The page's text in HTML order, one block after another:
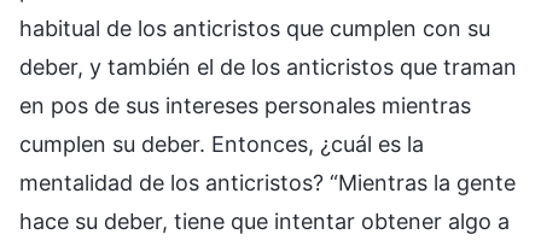
habitual de los anticristos que cumplen con su
deber, y también el de los anticristos que traman
en pos de sus intereses personales mientras
cumplen su deber. Entonces, ¿cuál es la
mentalidad de los anticristos? “Mientras la gente
hace su deber, tiene que intentar obtener algo a